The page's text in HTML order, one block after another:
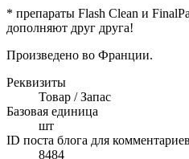
* препараты Flash Clean и
дополняют друг друга!
Произведено во Франции.
Реквизиты
Товар / Запас
Базовая единица
шт
ID поста блога для комментариев
8484